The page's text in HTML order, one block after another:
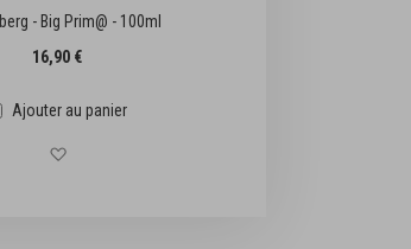
- 100ml
panier
Ajouter à la liste d'achats